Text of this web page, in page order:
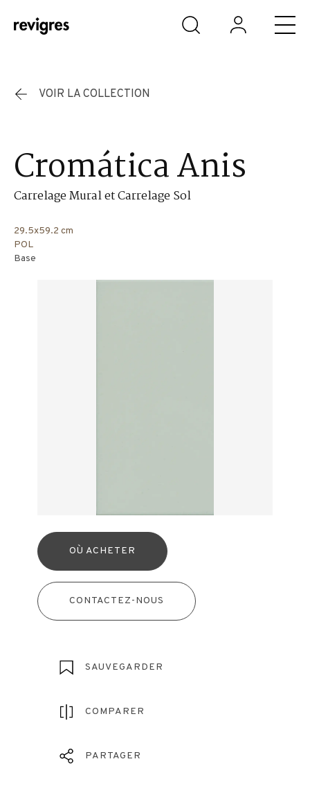
Aller au contenu principal
VOIR LA COLLECTION
Cromática Anis
Carrelage Mural et Carrelage Sol
29.5x59.2 cm
POL
Base
OÙ ACHETER
CONTACTEZ-NOUS
SAUVEGARDER
COMPARER
PARTAGER